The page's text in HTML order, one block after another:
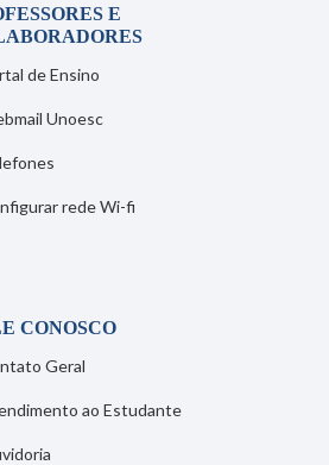
E
de Ensino
Unoesc
rede Wi-fi
CONOSCO
Geral
ao Estudante